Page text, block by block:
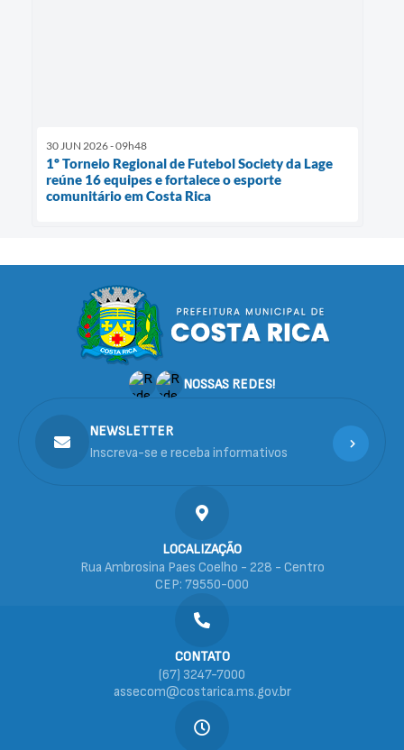
30 JUN 2026 - 09h48
1º Torneio Regional de Futebol Society da Lage
reúne 16 equipes e fortalece o esporte
comunitário em Costa Rica
NOSSAS REDES!
LOCALIZAÇÃO
Rua Ambrosina Paes Coelho - 228 - Centro
CEP: 79550-000
CONTATO
(67) 3247-7000
assecom@costarica.ms.gov.br
NEWSLETTER
Inscreva-se e receba informativos